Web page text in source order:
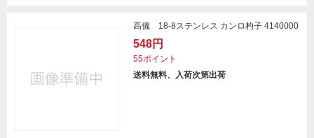
高儀 18-8ステンレス カンロ杓子 4140000
548円
55ポイント
送料無料、入荷次第出荷